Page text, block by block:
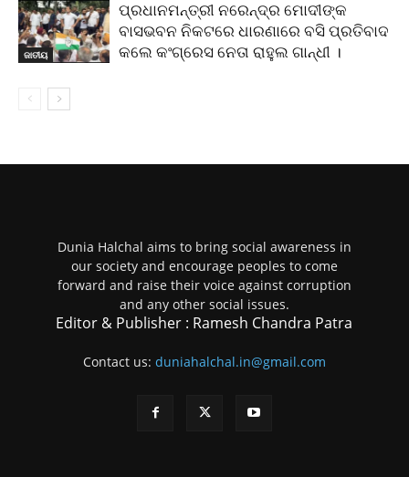
ଜାତୀୟ
ପ୍ରଧାନମନ୍ତ୍ରୀ ନରେନ୍ଦ୍ର ମୋଦୀଙ୍କ
ବାସଭବନ ନିକଟରେ ଧାରଣାରେ ବସି ପ୍ରତିବାଦ
କଲେ କଂଗ୍ରେସ ନେତା ରାହୁଲ ଗାନ୍ଧୀ ।
Dunia Halchal aims to bring social awareness in
our society and encourage peoples to come
forward and raise their voice against corruption
and any other social issues.
Editor & Publisher : Ramesh Chandra Patra
Contact us: duniahalchal.in@gmail.com